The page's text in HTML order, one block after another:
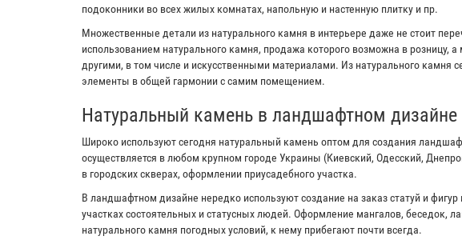
подоконники во всех жилых комнатах, напольную и настенную плитку и пр.
Множественные детали из натурального камня в интерьере даже не стоит
использованием натурального камня, продажа которого возможна в
другими, в том числе и искусственными материалами. Из натурального
элементы в общей гармонии с самим помещением.
Натуральный камень в ландшафтном дизайне
Широко используют сегодня натуральный камень оптом для создания
осуществляется в любом крупном городе Украины (Киевский, Одесский,
в городских скверах, оформлении приусадебного участка.
В ландшафтном дизайне нередко используют создание на заказ статуй и
участках состоятельных и статусных людей. Оформление мангалов, беседок,
натурального камня погодных условий, к нему прибегают почти всегда.